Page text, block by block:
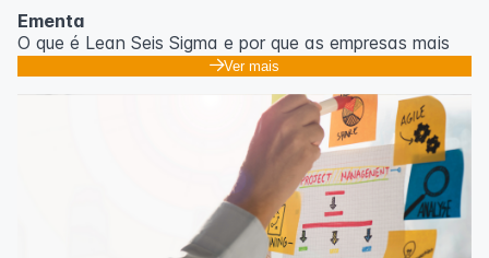
Ementa
O que é Lean Seis Sigma e por que as empresas mais
eficientes do mundo usam;
Introdução ao DMAIC: o roteiro para resolver
Ferramentas essenciais: 5 Porquês, Ishikawa e voz do
Casos práticos de melhoria em processos
administrativos e operacionais;
Ver mais